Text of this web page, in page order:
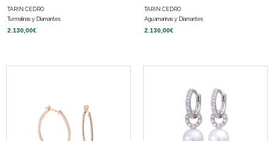
TARIN CEDRO
Turmalinas y Diamantes
2.130,00€
TARIN CEDRO
Aguamarinas y Diamantes
2.130,00€